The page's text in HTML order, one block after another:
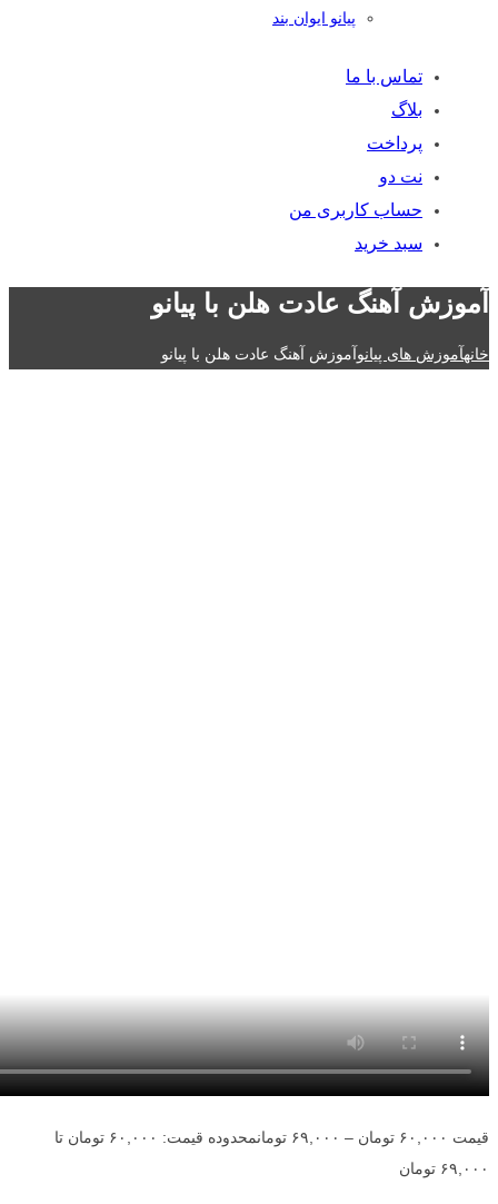
پیانو ایوان بند
تماس با ما
بلاگ
پرداخت
نت دو
حساب کاربری من
سبد خرید
آموزش آهنگ عادت هلن با پیانو
خانهآموزش های پیانوآموزش آهنگ عادت هلن با پیانو
قیمت ۶۰,۰۰۰ تومان – ۶۹,۰۰۰ تومان
محدوده قیمت: ۶۰,۰۰۰ تومان تا
۶۹,۰۰۰ تومان